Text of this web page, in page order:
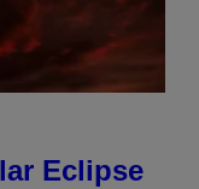
Eclipse